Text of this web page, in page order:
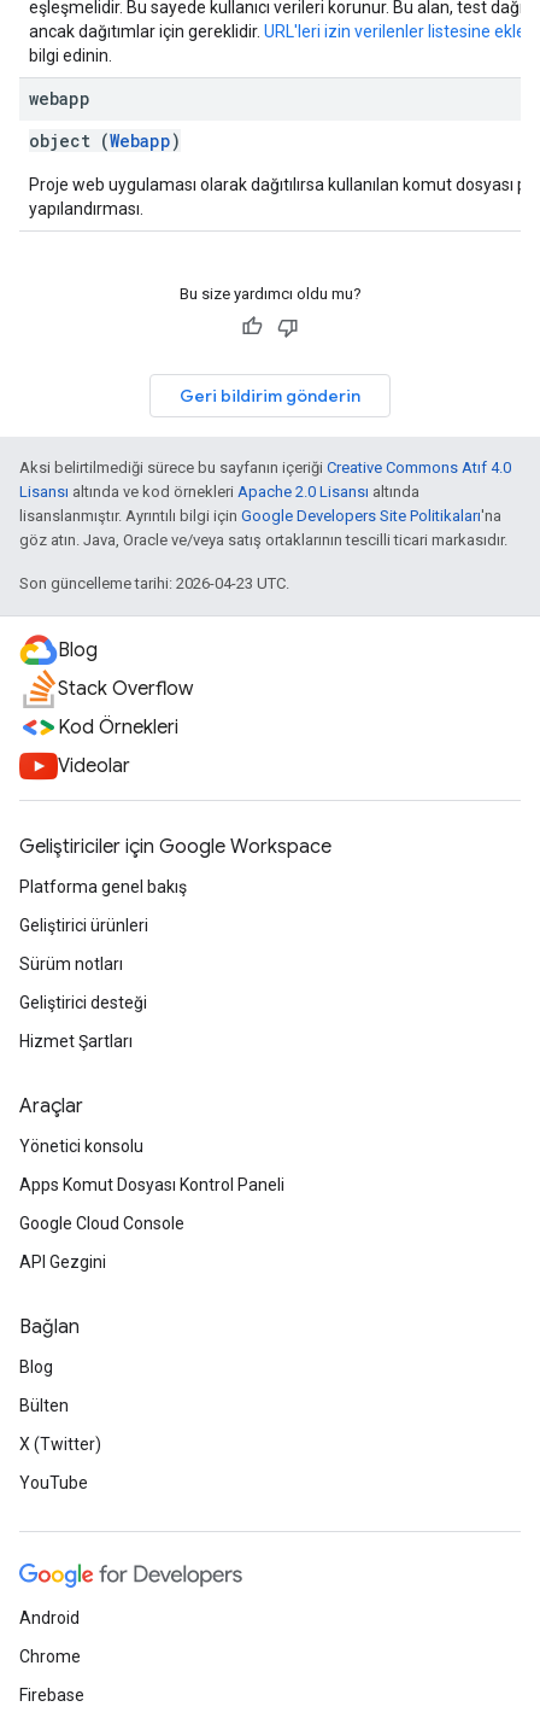
eşleşmelidir. Bu sayede kullanıcı verileri korunur. Bu alan, test
ancak dağıtımlar için gereklidir. URL'leri izin verilenler listesine
bilgi edinin.
webapp
object (Webapp)
Proje web uygulaması olarak dağıtılırsa kullanılan komut dosyası
yapılandırması.
Bu size yardımcı oldu mu?
Geri bildirim gönderin
Aksi belirtilmediği sürece bu sayfanın içeriği Creative Commons Atıf 4.0
Lisansı altında ve kod örnekleri Apache 2.0 Lisansı altında
lisanslanmıştır. Ayrıntılı bilgi için Google Developers Site Politikaları'na
göz atın. Java, Oracle ve/veya satış ortaklarının tescilli ticari markasıdır.
Son güncelleme tarihi: 2026-04-23 UTC.
Blog
Stack Overflow
Kod Örnekleri
Videolar
Geliştiriciler için Google Workspace
Platforma genel bakış
Geliştirici ürünleri
Sürüm notları
Geliştirici desteği
Hizmet Şartları
Araçlar
Yönetici konsolu
Apps Komut Dosyası Kontrol Paneli
Google Cloud Console
API Gezgini
Bağlan
Blog
Bülten
X (Twitter)
YouTube
Android
Chrome
Firebase